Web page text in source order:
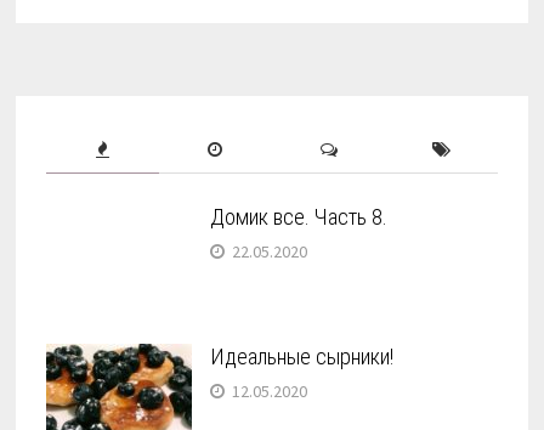
Домик все. Часть 8.
22.05.2020
Идеальные сырники!
12.05.2020